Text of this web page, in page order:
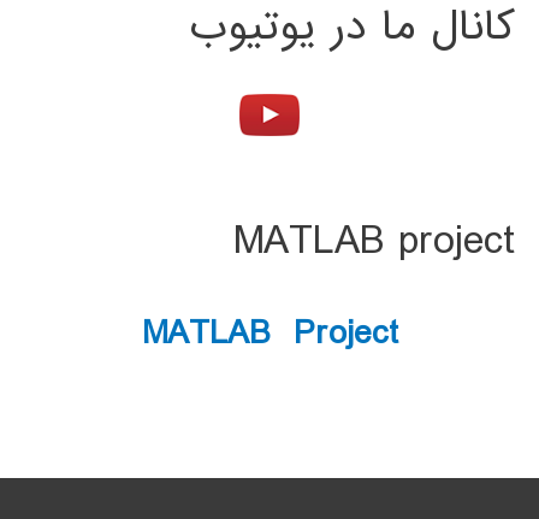
کانال ما در یوتیوب
MATLAB project
MATLAB Project